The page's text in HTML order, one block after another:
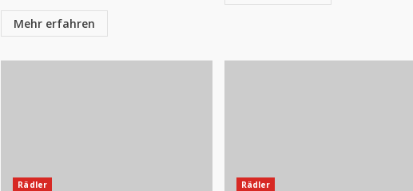
Mehr erfahren
Rädler Rädler